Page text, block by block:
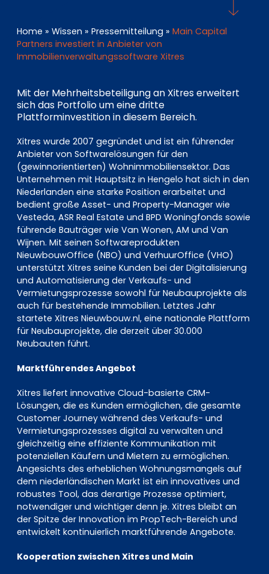
Investor Portal
Home » Wissen » Pressemitteilung » Main Capital
Partners investiert in Anbieter von
Immobilienverwaltungssoftware Xitres
Mit der Mehrheitsbeteiligung an Xitres erweitert
sich das Portfolio um eine dritte
Plattforminvestition in diesem Bereich.
Xitres wurde 2007 gegründet und ist ein führender
Anbieter von Softwarelösungen für den
(gewinnorientierten) Wohnimmobiliensektor. Das
Unternehmen mit Hauptsitz in Hengelo hat sich in den
Niederlanden eine starke Position erarbeitet und
bedient große Asset- und Property-Manager wie
Vesteda, ASR Real Estate und BPD Woningfonds sowie
führende Bauträger wie Van Wonen, AM und Van
Wijnen. Mit seinen Softwareprodukten
NieuwbouwOffice (NBO) und VerhuurOffice (VHO)
unterstützt Xitres seine Kunden bei der Digitalisierung
und Automatisierung der Verkaufs- und
Vermietungsprozesse sowohl für Neubauprojekte als
auch für bestehende Immobilien. Letztes Jahr
startete Xitres Nieuwbouw.nl, eine nationale Plattform
für Neubauprojekte, die derzeit über 30.000
Neubauten führt.
Marktführendes Angebot
Xitres liefert innovative Cloud-basierte CRM-
Lösungen, die es Kunden ermöglichen, die gesamte
Customer Journey während des Verkaufs- und
Vermietungsprozesses digital zu verwalten und
gleichzeitig eine effiziente Kommunikation mit
potenziellen Käufern und Mietern zu ermöglichen.
Angesichts des erheblichen Wohnungsmangels auf
dem niederländischen Markt ist ein innovatives und
robustes Tool, das derartige Prozesse optimiert,
notwendiger und wichtiger denn je. Xitres bleibt an
der Spitze der Innovation im PropTech-Bereich und
entwickelt kontinuierlich marktführende Angebote.
Kooperation zwischen Xitres und Main